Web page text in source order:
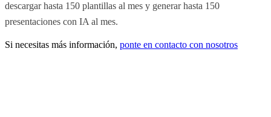
descargar hasta 150 plantillas al mes y generar hasta 150
presentaciones con IA al mes.
Si necesitas más información, ponte en contacto con nosotros